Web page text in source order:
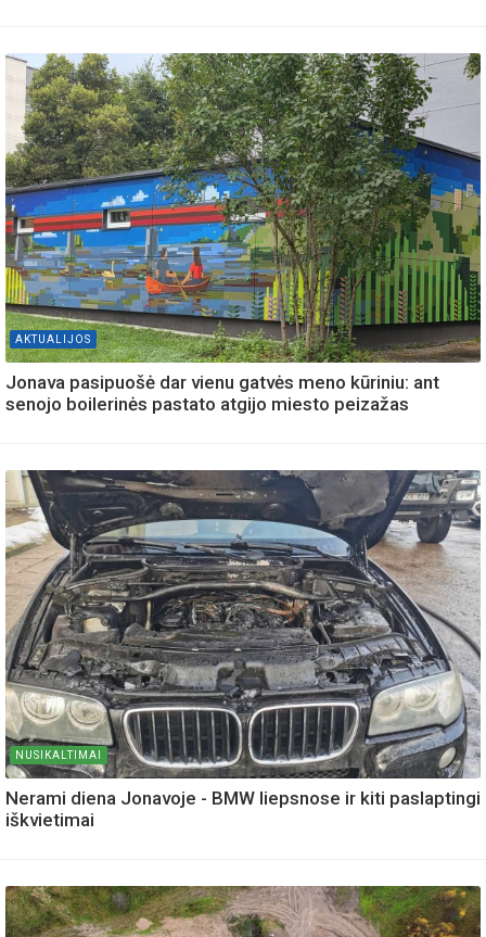
AKTUALIJOS
Jonava pasipuošė dar vienu gatvės meno kūriniu: ant
senojo boilerinės pastato atgijo miesto peizažas
NUSIKALTIMAI
Nerami diena Jonavoje - BMW liepsnose ir kiti paslaptingi
iškvietimai